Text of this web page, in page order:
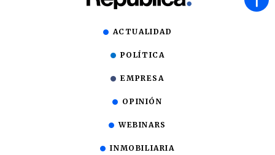
ACTUALIDAD
POLÍTICA
EMPRESA
OPINIÓN
WEBINARS
INMOBILIARIA